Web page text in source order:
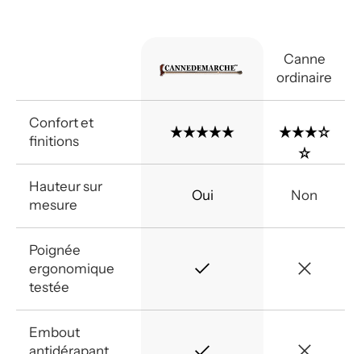
Canne
ordinaire
Confort et
finitions
Hauteur sur
mesure
Oui Non
Poignée
ergonomique
testée
Embout